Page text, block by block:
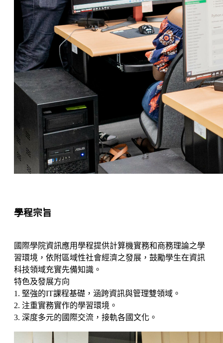
學程宗旨
國際學院資訊應用學程提供計算機實務和商務理論之學
習環境，依附區域性社會經濟之發展，鼓勵學生在資訊
科技領域充實先備知識。
特色及發展方向
1. 堅強的IT課程基礎，涵跨資訊與管理雙領域。
2. 注重實務實作的學習環境。
3. 深度多元的國際交流，接軌各國文化。